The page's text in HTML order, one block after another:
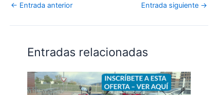
← Entrada anterior Entrada siguiente →
Entradas relacionadas